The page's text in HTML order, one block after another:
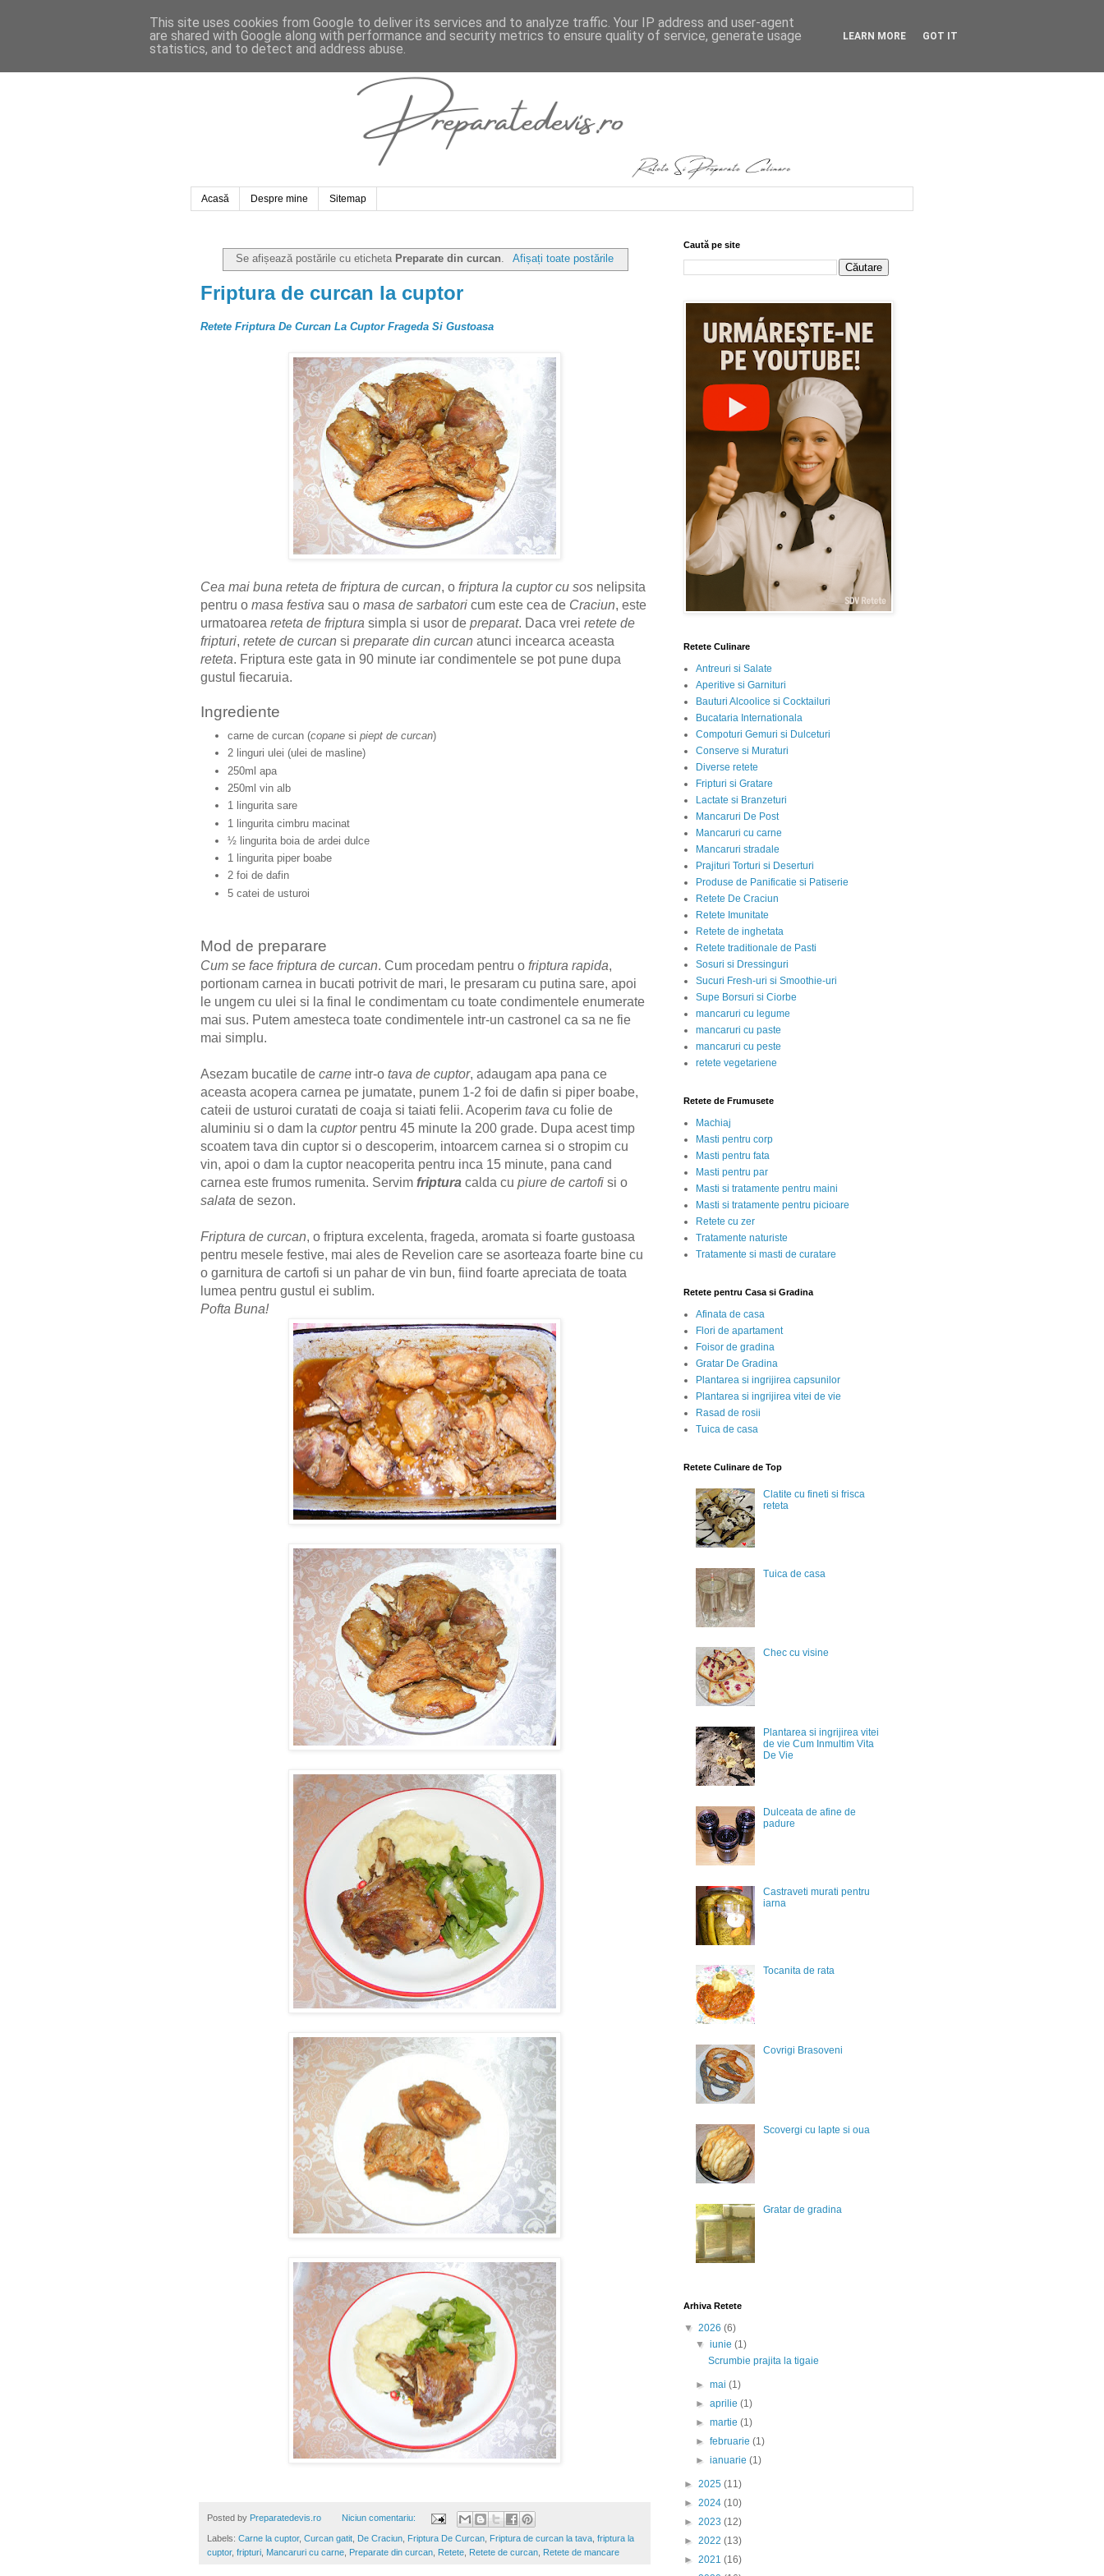
Acasă Despre mine Sitemap
Se afișează postările cu eticheta Preparate din curcan. Afișați toate postările
Friptura de curcan la cuptor
Retete Friptura De Curcan La Cuptor Frageda Si Gustoasa
Cea mai buna reteta de friptura de curcan, o friptura la cuptor cu sos nelipsita
pentru o masa festiva sau o masa de sarbatori cum este cea de Craciun, este
urmatoarea reteta de friptura simpla si usor de preparat. Daca vrei retete de
fripturi, retete de curcan si preparate din curcan atunci incearca aceasta
reteta. Friptura este gata in 90 minute iar condimentele se pot pune dupa
gustul fiecaruia.
Ingrediente
carne de curcan (copane si piept de curcan)
2 linguri ulei (ulei de masline)
250ml apa
250ml vin alb
1 lingurita sare
1 lingurita cimbru macinat
½ lingurita boia de ardei dulce
1 lingurita piper boabe
2 foi de dafin
5 catei de usturoi
Mod de preparare
Cum se face friptura de curcan. Cum procedam pentru o friptura rapida,
portionam carnea in bucati potrivit de mari, le presaram cu putina sare, apoi
le ungem cu ulei si la final le condimentam cu toate condimentele enumerate
mai sus. Putem amesteca toate condimentele intr-un castronel ca sa ne fie
mai simplu.
Asezam bucatile de carne intr-o tava de cuptor, adaugam apa pana ce
aceasta acopera carnea pe jumatate, punem 1-2 foi de dafin si piper boabe,
cateii de usturoi curatati de coaja si taiati felii. Acoperim tava cu folie de
aluminiu si o dam la cuptorpentru 45 minute la 200 grade. Dupa acest timp
scoatem tava din cuptor si o descoperim, intoarcem carnea si o stropim cu
vin, apoi o dam la cuptor neacoperita pentru inca 15 minute, pana cand
carnea este frumos rumenita. Servim friptura calda cu piure de cartofi si o
salata de sezon.
Friptura de curcan, o friptura excelenta, frageda, aromata si foarte gustoasa
pentru mesele festive, mai ales de Revelion care se asorteaza foarte bine cu
o garnitura de cartofi si un pahar de vin bun, fiind foarte apreciata de toata
lumea pentru gustul ei sublim.
Pofta Buna!
Posted by Preparatedevis.ro Niciun comentariu:
Labels: Carne la cuptor, Curcan gatit De Craciun Friptura De Curcan Friptura de curcan la tava friptura la
cuptor, fripturi Mancaruri cu carne Preparate din curcan Retete Retete de curcan Retete de mancare
Caută pe site
Retete Culinare
Antreuri si Salate
Aperitive si Garnituri
Bauturi Alcoolice si Cocktailuri
Bucataria Internationala
Compoturi Gemuri si Dulceturi
Conserve si Muraturi
Diverse retete
Fripturi si Gratare
Lactate si Branzeturi
Mancaruri De Post
Mancaruri cu carne
Mancaruri stradale
Prajituri Torturi si Deserturi
Produse de Panificatie si Patiserie
Retete De Craciun
Retete Imunitate
Retete de inghetata
Retete traditionale de Pasti
Sosuri si Dressinguri
Sucuri Fresh-uri si Smoothie-uri
Supe Borsuri si Ciorbe
mancaruri cu legume
mancaruri cu paste
mancaruri cu peste
retete vegetariene
Retete de Frumusete
Machiaj
Masti pentru corp
Masti pentru fata
Masti pentru par
Masti si tratamente pentru maini
Masti si tratamente pentru picioare
Retete cu zer
Tratamente naturiste
Tratamente si masti de curatare
Retete pentru Casa si Gradina
Afinata de casa
Flori de apartament
Foisor de gradina
Gratar De Gradina
Plantarea si ingrijirea capsunilor
Plantarea si ingrijirea vitei de vie
Rasad de rosii
Tuica de casa
Retete Culinare de Top
Clatite cu fineti si frisca
reteta
Tuica de casa
Chec cu visine
Plantarea si ingrijirea vitei
de vie Cum Inmultim Vita
De Vie
Dulceata de afine de
padure
Castraveti murati pentru
iarna
Tocanita de rata
Covrigi Brasoveni
Scovergi cu lapte si oua
Gratar de gradina
Arhiva Retete
▼ 2026 (6)
▼iunie(1)
Scrumbie prajita la tigaie
►mai(1)
►aprilie(1)
►martie(1)
►februarie(1)
►ianuarie(1)
► 2025 (11)
► 2024 (10)
► 2023 (12)
► 2022 (13)
► 2021 (16)
This site uses cookies from Google to deliver its services and to analyze traffic. Your IP address and user-agent
are shared with Google along with performance and security metrics to ensure quality of service, generate usage
statistics, and to detect and address abuse.
LEARN MORE GOT IT